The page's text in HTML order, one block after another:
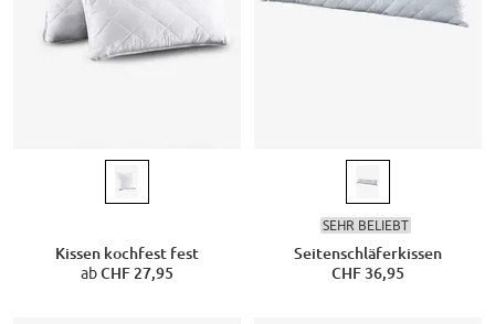
Kissen kochfest fest
abCHF 27,95
SEHR BELIEBT
Seitenschläferkissen
CHF 36,95